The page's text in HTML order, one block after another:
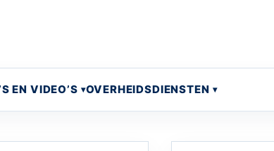
EN VIDEO’S OVERHEIDSDIENSTEN